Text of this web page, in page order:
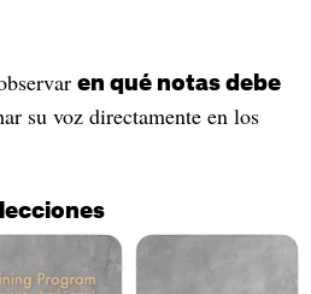
en qué notas debe
su voz directamente en los